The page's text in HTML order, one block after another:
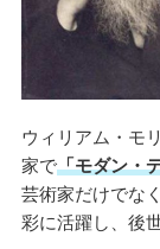
ウィリアム・モ
家で「モダン・
芸術家だけでな
彩に活躍し、後